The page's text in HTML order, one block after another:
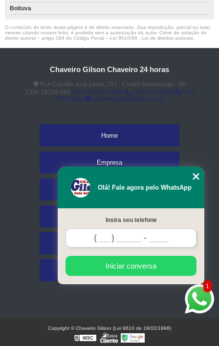
Boituva
O conteúdo do texto desta página é de direito reservado. Sua reprodução, parcial ou total,
mesmo citando nossos links, é proibida sem a autorização do autor. Crime de violação de
direito autoral – artigo 184 do Código Penal – Lei 9610/98 - Lei de direitos autorais
Chaveiro Gilson Chaveiro 24 horas
Rua Capitão José Leme, 751 - Centro Itapetininga - SP
CEP: 18200-290
(15) 99782-0869 (15) 3272-6086
(15)
3275-4600
chaveirogilson@bol.com.br
Home
Empresa
Missão
Serviços
Contato
Mapa do site
1
Olá! Fale agora pelo WhatsApp
Insira seu telefone
Iniciar conversa
Copyright © Chaveiro Gilson (Lei 9610 de 19/02/1998)
W3C